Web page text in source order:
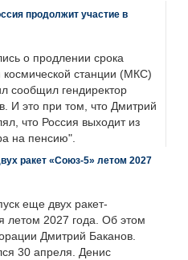
продолжит участие в
о продлении срока
станции (МКС)
сообщил гендиректор
И это при том, что Дмитрий
что Россия выходит из
на пенсию".
ракет «Союз-5» летом 2027
еще двух ракет-
летом 2027 года. Об этом
Дмитрий Баканов.
30 апреля. Денис